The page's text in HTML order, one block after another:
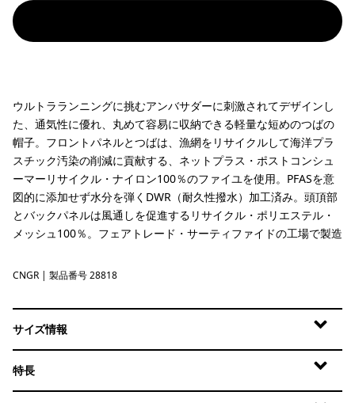
ウルトラランニングに挑むアンバサダーに刺激されてデザインし
た、通気性に優れ、丸めて容易に収納できる軽量な短めのつばの
帽子。フロントパネルとつばは、漁網をリサイクルして海洋プラ
スチック汚染の削減に貢献する、ネットプラス・ポストコンシュ
ーマーリサイクル・ナイロン100％のファイユを使用。PFASを意
図的に添加せず水分を弾くDWR（耐久性撥水）加工済み。頭頂部
とバックパネルは風通しを促進するリサイクル・ポリエステル・
メッシュ100％。フェアトレード・サーティファイドの工場で製造
Canopy Green
CNGR | 製品番号 28818
サイズ情報
特長